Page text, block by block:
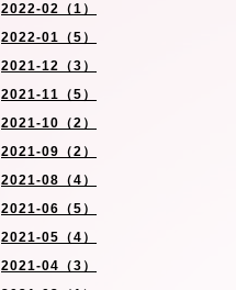
2022-02（1）
2022-01（5）
2021-12（3）
2021-11（5）
2021-10（2）
2021-09（2）
2021-08（4）
2021-06（5）
2021-05（4）
2021-04（3）